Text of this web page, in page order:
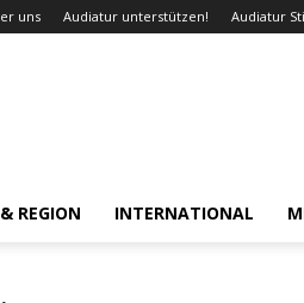
uns Audiatur unterstützen! Audiatur
REGION INTERNATIONAL